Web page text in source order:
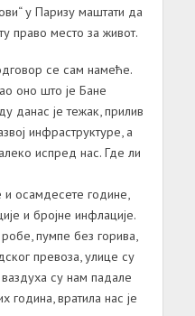
у Паризу маштати да
право место за живот.
се сам намеће.
оно што је Бане
данас је тежак, прилив
инфраструктуре, а
испред нас. Где ли
осамдесете године,
и бројне инфлације.
пумпе без горива,
превоза, улице су
су нам падале
година, вратила нас је